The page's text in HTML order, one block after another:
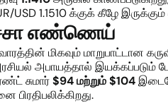
USD 1.1510 க்குக் கீழே
எண்ணெய்
மிகவும் மாறுபாட்டான
அபாயத்தால் இயக்கப்படும்
சுமார்$94 மற்றும் $104
பிரதிபலிக்கிறது.